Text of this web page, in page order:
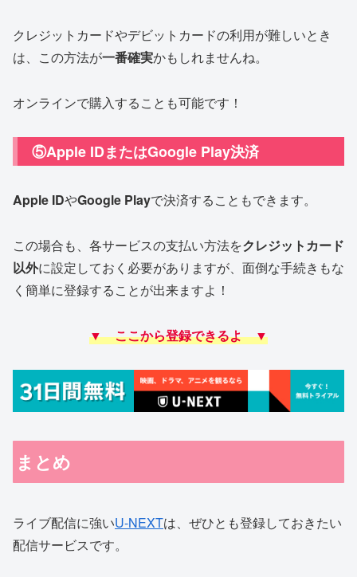
クレジットカードやデビットカードの利用が難しいとき
は、この方法が一番確実かもしれませんね。
オンラインで購入することも可能です！
⑤Apple IDまたはGoogle Play決済
Apple IDやGoogle Playで決済することもできます。
この場合も、各サービスの支払い方法をクレジットカード
以外に設定しておく必要がありますが、面倒な手続きもな
く簡単に登録することが出来ますよ！
▼ ここから登録できるよ ▼
まとめ
ライブ配信に強いU-NEXTは、ぜひとも登録しておきたい
配信サービスです。